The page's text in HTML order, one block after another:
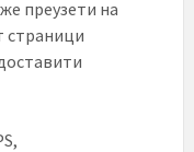
преузети на
страници